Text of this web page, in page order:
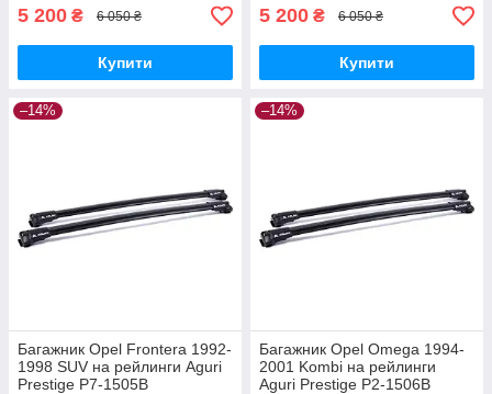
5 200 ₴ 6 050 ₴
Купити
5 200 ₴ 6 050 ₴
Купити
–14%
Багажник Opel Frontera 1992-
1998 SUV на рейлинги Aguri
Prestige P7-1505B
–14%
Багажник Opel Omega 1994-
2001 Kombi на рейлинги
Aguri Prestige P2-1506B